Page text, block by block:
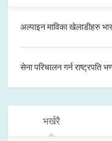
अल्पाइन माविका खेलाडीहरु
सेना परिचालन गर्न राष्ट्रपति
भर्खरै